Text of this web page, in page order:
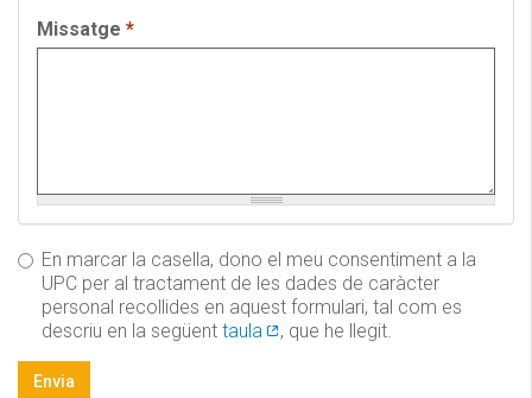
Missatge *
En marcar la casella, dono el meu consentiment a la
UPC per al tractament de les dades de caràcter
personal recollides en aquest formulari, tal com es
descriu en la següent taula
, que he llegit.
Envia